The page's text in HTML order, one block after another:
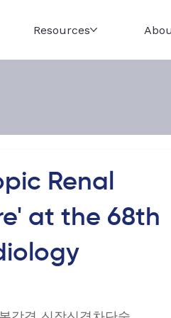
Resources
Renal
at the 68th